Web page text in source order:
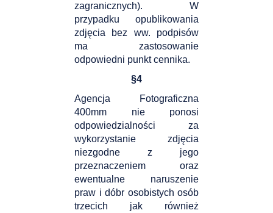
zagranicznych). W
przypadku opublikowania
zdjęcia bez ww. podpisów
ma zastosowanie
odpowiedni punkt cennika.
§4
Agencja Fotograficzna
400mm nie ponosi
odpowiedzialności za
wykorzystanie zdjęcia
niezgodne z jego
przeznaczeniem oraz
ewentualne naruszenie
praw i dóbr osobistych osób
trzecich jak również